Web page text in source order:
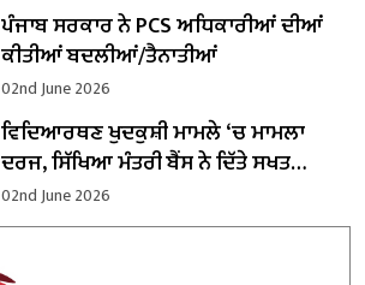
ਪੰਜਾਬ ਸਰਕਾਰ ਨੇ PCS ਅਧਿਕਾਰੀਆਂ ਦੀਆਂ
ਕੀਤੀਆਂ ਬਦਲੀਆਂ/ਤੈਨਾਤੀਆਂ
02nd June 2026
ਵਿਦਿਆਰਥਣ ਖੁਦਕੁਸ਼ੀ ਮਾਮਲੇ ‘ਚ ਮਾਮਲਾ
ਦਰਜ, ਸਿੱਖਿਆ ਮੰਤਰੀ ਬੈਂਸ ਨੇ ਦਿੱਤੇ ਸਖਤ
ਕਾਰਵਾਈ ਕਰਨ ਦੇ ਹੁਕਮ
02nd June 2026